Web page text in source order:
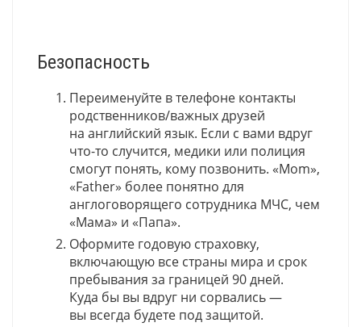
Безопасность
Переименуйте в телефоне контакты
родственников/важных друзей
на английский язык. Если с вами вдруг
что-то случится, медики или полиция
смогут понять, кому позвонить. «Mom»,
«Father» более понятно для
англоговорящего сотрудника МЧС, чем
«Мама» и «Папа».
Оформите годовую страховку,
включающую все страны мира и срок
пребывания за границей 90 дней.
Куда бы вы вдруг ни сорвались —
вы всегда будете под защитой.